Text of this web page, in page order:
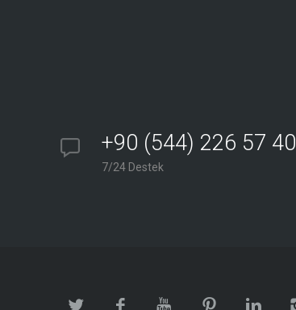
+90 (544) 226 57 40
7/24 Destek